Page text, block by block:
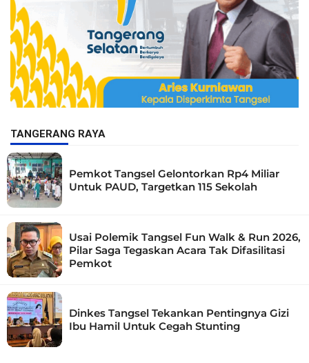
TANGERANG RAYA
Pemkot Tangsel Gelontorkan Rp4 Miliar
Untuk PAUD, Targetkan 115 Sekolah
Usai Polemik Tangsel Fun Walk & Run 2026,
Pilar Saga Tegaskan Acara Tak Difasilitasi
Pemkot
Dinkes Tangsel Tekankan Pentingnya Gizi
Ibu Hamil Untuk Cegah Stunting